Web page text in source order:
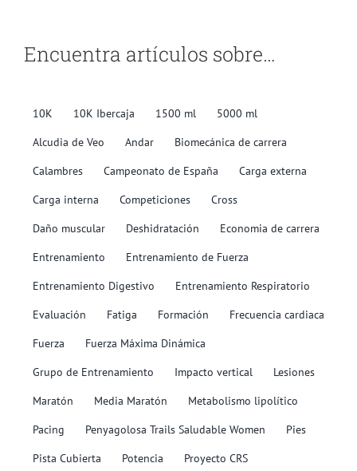
Encuentra artículos sobre…
10K 10K Ibercaja 1500 ml
5000 ml
Alcudia de Veo
Andar
Biomecánica de carrera
Calambres
Campeonato de España
Carga externa
Carga interna
Competiciones
Cross
Daño muscular
Deshidratación
Economia de carrera
Entrenamiento
Entrenamiento de Fuerza
Entrenamiento Digestivo
Entrenamiento Respiratorio
Evaluación
Fatiga Formación
Frecuencia cardiaca
Fuerza
Fuerza Máxima Dinámica
Grupo de Entrenamiento
Impacto vertical
Lesiones
Maratón
Media Maratón
Metabolismo lipolítico
Pacing
Penyagolosa Trails Saludable Women
Pies
Pista Cubierta
Potencia
Proyecto CRS